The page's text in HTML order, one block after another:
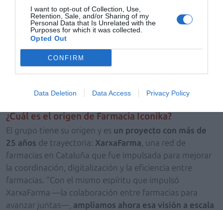
I want to opt-out of Collection, Use,
Retention, Sale, and/or Sharing of my
Personal Data that Is Unrelated with the
Purposes for which it was collected.
Opted Out
CONFIRM
Data Deletion Data Access Privacy Policy
el modelo farmacéutico actual , basado en la
titularidad farmacéutica, la capilaridad territorial y el rol
sanitario del farmacéutico". Desde esta visión, el grupo
busca "situar a
cadena sanitaria como un actor esencial para la salud
de las personas, ofreciendo a los farmacéuticos un
transparencia y la profesionalidad".
¿Cuál es el origen de Farmacia Iconika?
El grupo tiene su origen y es un proyecto con más de
25 años de trayectoria: XarxaFarma , una red de
farmacias en Cataluña que fue impulsada para mejorar
la coordinación, digitalización y la eficiencia entre
farmacias. "Con el mismo espíritu que impulsó
XarxaFarma —la colaboración entre farmacias para
avanzar juntas—, ampliamos ahora esa visión a escala